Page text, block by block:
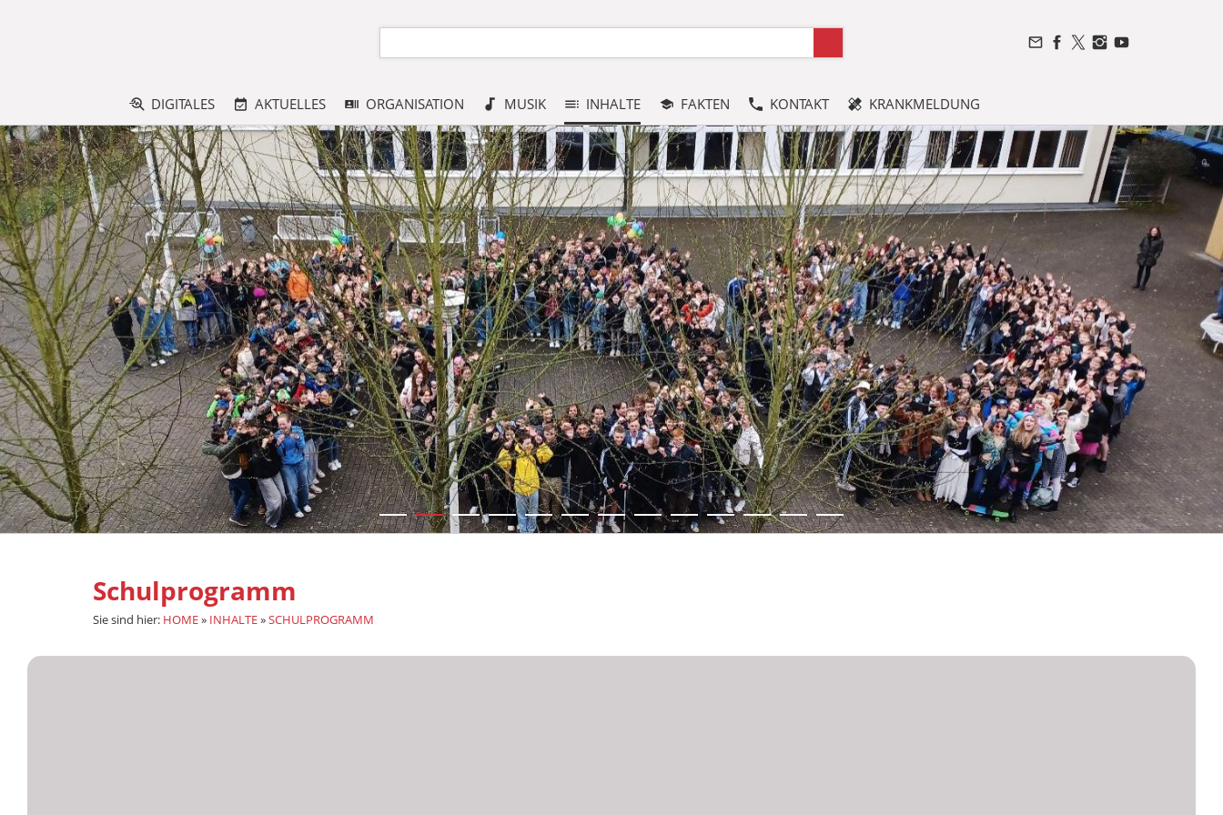
DIGITALES AKTUELLES ORGANISATION MUSIK INHALTE FAKTEN KONTAKT KRANKMELDUNG
Schulprogramm
Sie sind hier: HOME» INHALTE»SCHULPROGRAMM